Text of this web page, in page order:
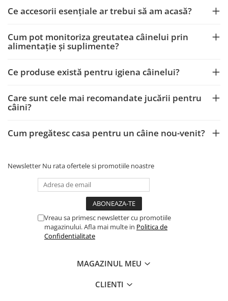
Ce accesorii esențiale ar trebui să am acasă?
Cum pot monitoriza greutatea câinelui prin
alimentație și suplimente?
Ce produse există pentru igiena câinelui?
Care sunt cele mai recomandate jucării pentru
câini?
Cum pregătesc casa pentru un câine nou-venit?
Newsletter Nu rata ofertele si promotiile noastre
Vreau sa primesc newsletter cu promotiile
magazinului. Afla mai multe in Politica de
Confidentialitate
MAGAZINUL MEU
CLIENTI